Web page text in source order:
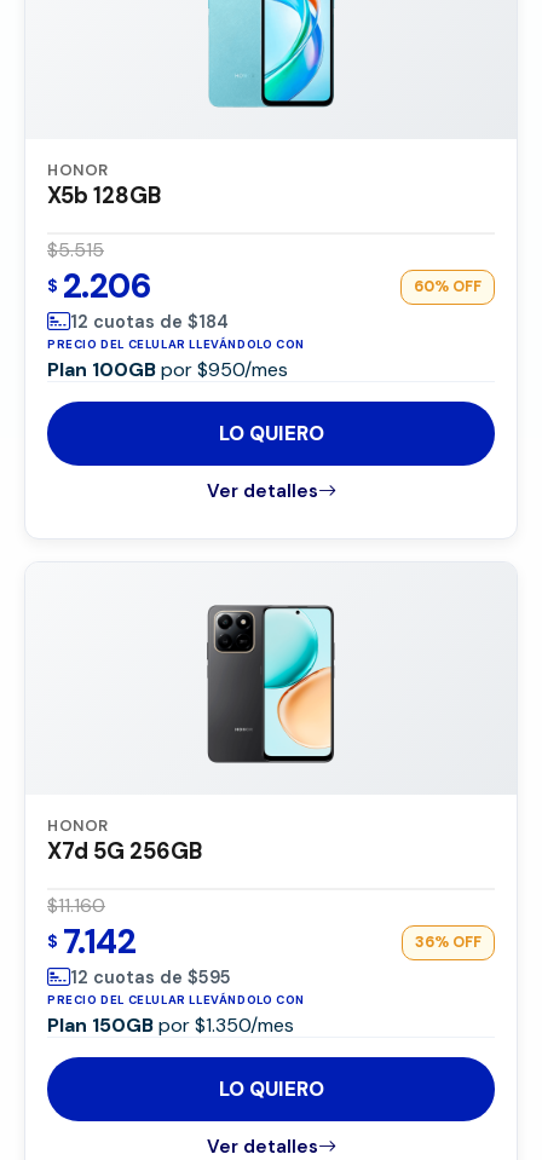
HONOR
X5b 128GB
$5.515
$ 2.206 60% OFF
12 cuotas de $184
PRECIO DEL CELULAR LLEVÁNDOLO CON
Plan 100GBpor $950/mes
LO QUIERO
Ver detalles
HONOR
X7d 5G 256GB
$11.160
$ 7.142 36% OFF
12 cuotas de $595
PRECIO DEL CELULAR LLEVÁNDOLO CON
Plan 150GBpor $1.350/mes
LO QUIERO
Ver detalles